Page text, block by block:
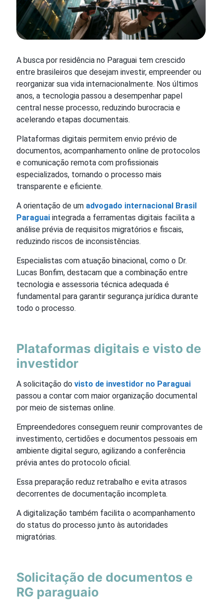
A busca por residência no Paraguai tem crescido
entre brasileiros que desejam investir, empreender ou
reorganizar sua vida internacionalmente. Nos últimos
anos, a tecnologia passou a desempenhar papel
central nesse processo, reduzindo burocracia e
acelerando etapas documentais.
Plataformas digitais permitem envio prévio de
documentos, acompanhamento online de protocolos
e comunicação remota com profissionais
especializados, tornando o processo mais
transparente e eficiente.
A orientação de um advogado internacional Brasil
Paraguai integrada a ferramentas digitais facilita a
análise prévia de requisitos migratórios e fiscais,
reduzindo riscos de inconsistências.
Especialistas com atuação binacional, como o Dr.
Lucas Bonfim, destacam que a combinação entre
tecnologia e assessoria técnica adequada é
fundamental para garantir segurança jurídica durante
todo o processo.
Plataformas digitais e visto de
investidor
A solicitação do visto de investidor no Paraguai
passou a contar com maior organização documental
por meio de sistemas online.
Empreendedores conseguem reunir comprovantes de
investimento, certidões e documentos pessoais em
ambiente digital seguro, agilizando a conferência
prévia antes do protocolo oficial.
Essa preparação reduz retrabalho e evita atrasos
decorrentes de documentação incompleta.
A digitalização também facilita o acompanhamento
do status do processo junto às autoridades
migratórias.
Solicitação de documentos e
RG paraguaio